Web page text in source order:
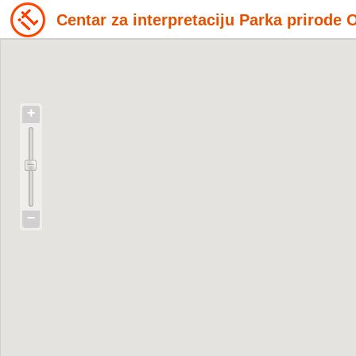
Centar za interpretaciju Parka prirode
+
−